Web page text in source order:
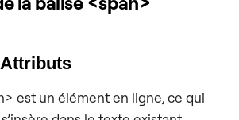
est un élément en ligne, ce qui